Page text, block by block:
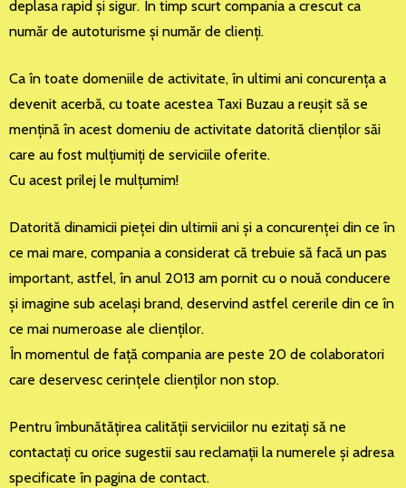
deplasa rapid şi sigur. În timp scurt compania a crescut ca
număr de autoturisme şi număr de clienţi.
Ca în toate domeniile de activitate, în ultimi ani concurenţa a
devenit acerbă, cu toate acestea Taxi Buzau a reuşit să se
menţină în acest domeniu de activitate datorită clienţilor săi
care au fost mulţiumiţi de serviciile oferite.
Cu acest prilej le mulţumim!
Datorită dinamicii pieţei din ultimii ani şi a concurenţei din ce în
ce mai mare, compania a considerat că trebuie să facă un pas
important, astfel, în anul 2013 am pornit cu o nouă conducere
şi imagine sub acelaşi brand, deservind astfel cererile din ce în
ce mai numeroase ale clienţilor.
În momentul de faţă compania are peste 20 de colaboratori
care deservesc cerinţele clienţilor non stop.
Pentru îmbunătăţirea calităţii serviciilor nu ezitaţi să ne
contactaţi cu orice sugestii sau reclamaţii la numerele şi adresa
specificate în pagina de contact.